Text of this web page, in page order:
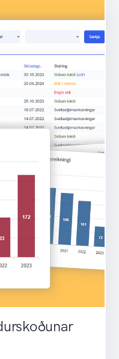
Úttektir í vinnslu